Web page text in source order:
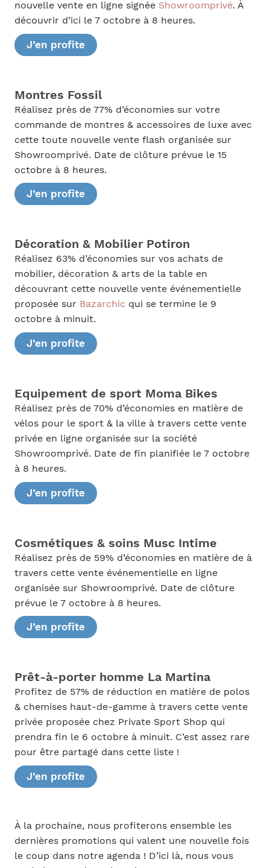
nouvelle vente en ligne signée Showroomprivé. À
découvrir d’ici le 7 octobre à 8 heures.
J’en profite
Montres Fossil
Réalisez près de 77% d’économies sur votre
commande de montres & accessoires de luxe avec
cette toute nouvelle vente flash organisée sur
Showroomprivé. Date de clôture prévue le 15
octobre à 8 heures.
J’en profite
Décoration & Mobilier Potiron
Réalisez 63% d’économies sur vos achats de
mobilier, décoration & arts de la table en
découvrant cette nouvelle vente événementielle
proposée sur Bazarchic qui se termine le 9
octobre à minuit.
J’en profite
Equipement de sport Moma Bikes
Réalisez près de 70% d’économies en matière de
vélos pour le sport & la ville à travers cette vente
privée en ligne organisée sur la société
Showroomprivé. Date de fin planifiée le 7 octobre
à 8 heures.
J’en profite
Cosmétiques & soins Musc Intime
Réalisez près de 59% d’économies en matière de à
travers cette vente événementielle en ligne
organisée sur Showroomprivé. Date de clôture
prévue le 7 octobre à 8 heures.
J’en profite
Prêt-à-porter homme La Martina
Profitez de 57% de réduction en matière de polos
& chemises haut-de-gamme à travers cette vente
privée proposée chez Private Sport Shop qui
prendra fin le 6 octobre à minuit. C’est assez rare
pour être partagé dans cette liste !
J’en profite
À la prochaine, nous profiterons ensemble les
dernières promotions qui valent une nouvelle fois
le coup dans notre agenda ! D’ici là, nous vous